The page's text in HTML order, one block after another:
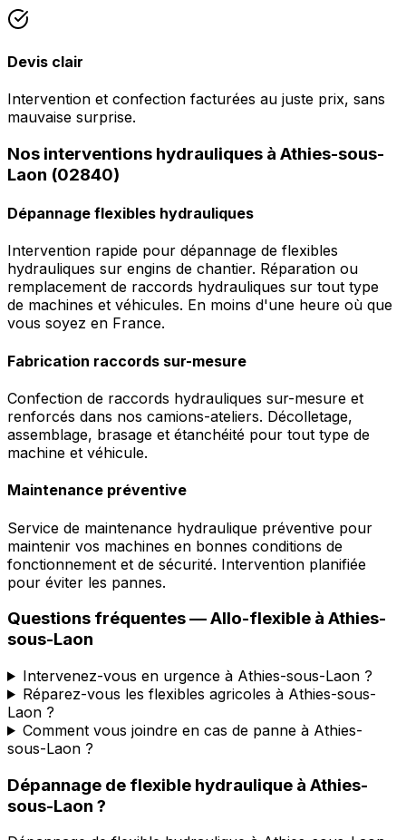
Devis clair
Intervention et confection facturées au juste prix, sans
mauvaise surprise.
Nos interventions hydrauliques à Athies-sous-
Laon (02840)
Dépannage flexibles hydrauliques
Intervention rapide pour dépannage de flexibles
hydrauliques sur engins de chantier. Réparation ou
remplacement de raccords hydrauliques sur tout type
de machines et véhicules. En moins d'une heure où que
vous soyez en France.
Fabrication raccords sur-mesure
Confection de raccords hydrauliques sur-mesure et
renforcés dans nos camions-ateliers. Décolletage,
assemblage, brasage et étanchéité pour tout type de
machine et véhicule.
Maintenance préventive
Service de maintenance hydraulique préventive pour
maintenir vos machines en bonnes conditions de
fonctionnement et de sécurité. Intervention planifiée
pour éviter les pannes.
Questions fréquentes —Allo-flexible à Athies-
sous-Laon
Intervenez-vous en urgence à Athies-sous-Laon ?
Réparez-vous les flexibles agricoles à Athies-sous-
Laon ?
Comment vous joindre en cas de panne à Athies-
sous-Laon ?
Dépannage de flexible hydraulique à Athies-
sous-Laon ?